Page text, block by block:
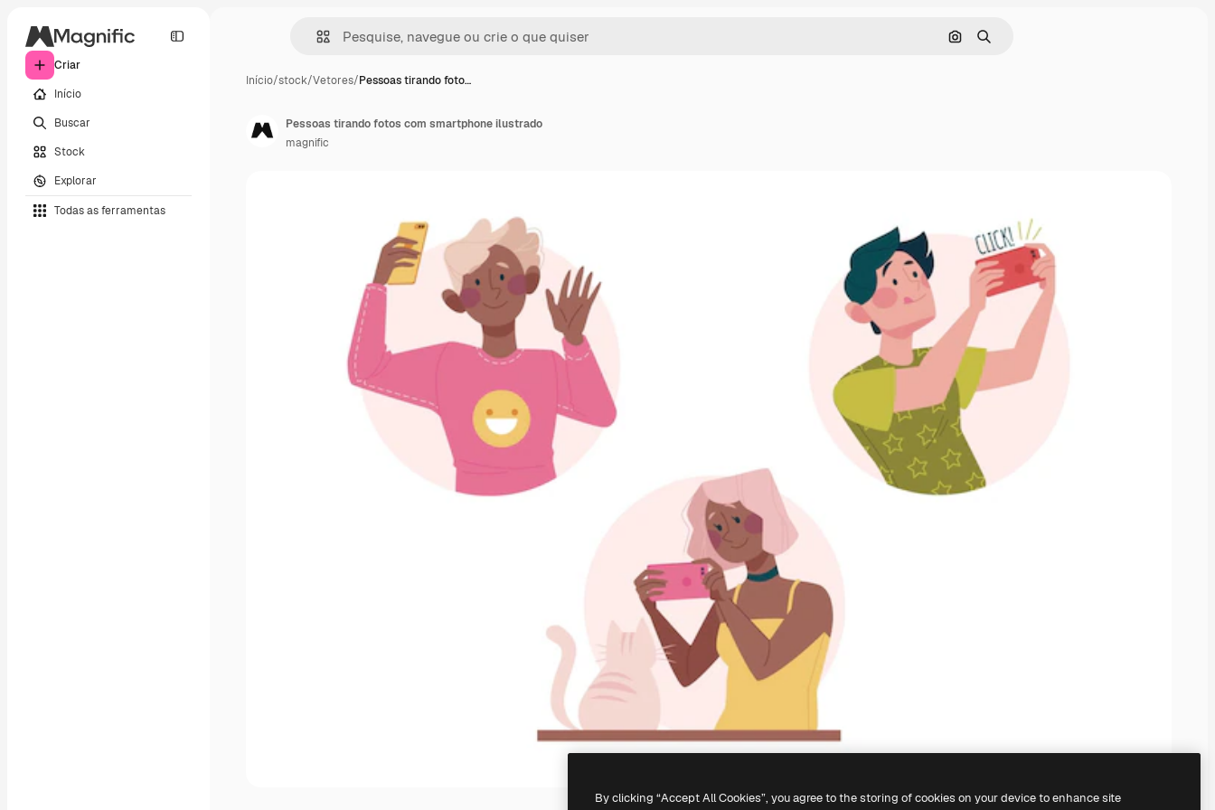
Criar
Início
Buscar
Stock
Explorar
Todas as ferramentas
Pesquisar por imagem
Buscar
Início/stock/Vetores/Pessoas tirando foto…
Pessoas tirando fotos com smartphone ilustrado
magnific
By clicking “Accept All Cookies”, you agree to the storing of cookies on your device to enhance site